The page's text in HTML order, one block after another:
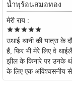
น้ำพุร้อนสมอทอง
मेरी राय :
starstarstarstarstar
उथाई थानी की यात्रा के
हैं, फिर भी मेरे लिए वे
झील के किनारे पर उनके
के लिए एक अविश्वसनीय